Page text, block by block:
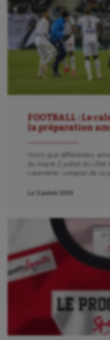
Aéronautique
FOOTBALL : Le
la préparation
Alors que différentes
du mardi 2 juillet du côté
calendrier complet de la
Le 3 juillet 2019